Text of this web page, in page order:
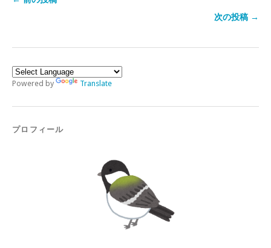
次の投稿 →
Powered by Translate
プロフィール